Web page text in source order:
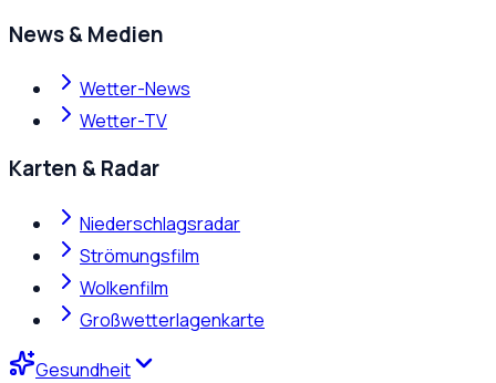
News & Medien
Wetter-News
Wetter-TV
Karten & Radar
Niederschlagsradar
Strömungsfilm
Wolkenfilm
Großwetterlagenkarte
Gesundheit